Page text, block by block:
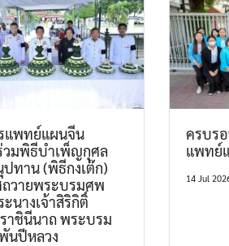
แพทย์แผนจีน
วมพิธีบำเพ็ญกุศล
ทาน (พิธีกงเต๊ก)
วายพระบรมศพ
นางเจ้าสิริกิติ์
าชินีนาถ พระบรม
นปีหลวง
ครบร
แพทย์
14 Jul